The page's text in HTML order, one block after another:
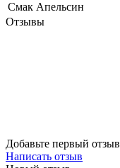
Смак Апельсин
Отзывы
Добавьте первый отзыв
Написать отзыв